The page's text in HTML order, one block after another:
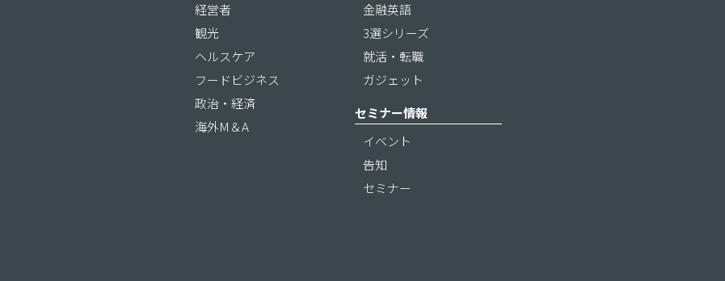
経営者
観光
ヘルスケア
フードビジネス
政治・経済
海外M＆A
金融英語
3選シリーズ
就活・転職
ガジェット
セミナー情報
イベント
告知
セミナー